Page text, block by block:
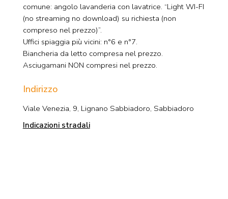
comune: angolo lavanderia con lavatrice. “Light WI-FI
(no streaming no download) su richiesta (non
compreso nel prezzo)”.
Uffici spiaggia più vicini: n°6 e n°7.
Biancheria da letto compresa nel prezzo.
Asciugamani NON compresi nel prezzo.
Indirizzo
Viale Venezia, 9, Lignano Sabbiadoro, Sabbiadoro
Indicazioni stradali